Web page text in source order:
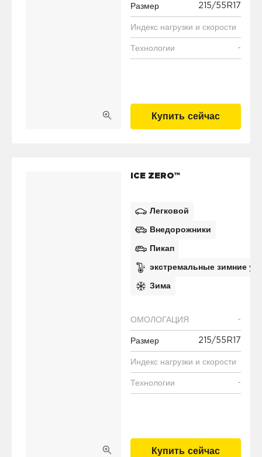
Размер 215/55R17
Индекс нагрузки и скорости
Технологии -
Купить сейчас
ICE ZERO™
Легковой
Внедорожники
Пикап
экстремальные зимние
Зима
ОМОЛОГАЦИЯ -
Размер 215/55R17
Индекс нагрузки и скорости
Технологии -
Купить сейчас